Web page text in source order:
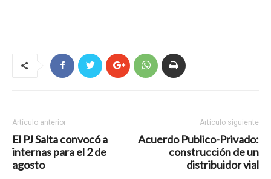
Artículo anterior
El PJ Salta convocó a
internas para el 2 de
agosto
Artículo siguiente
Acuerdo Publico-Privado:
construcción de un
distribuidor vial